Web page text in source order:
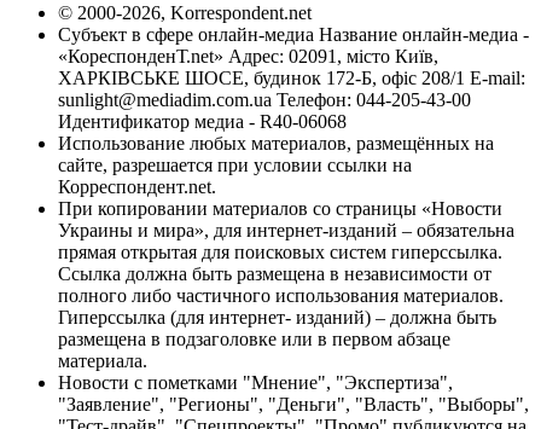
© 2000-2026, Korrespondent.net
Субъект в сфере онлайн-медиа Название онлайн-медиа -
«КореспонденТ.net» Адрес: 02091, місто Київ,
ХАРКІВСЬКЕ ШОСЕ, будинок 172-Б, офіс 208/1 E-mail:
sunlight@mediadim.com.ua Телефон: 044-205-43-00
Идентификатор медиа - R40-06068
Использование любых материалов, размещённых на
сайте, разрешается при условии ссылки на
Корреспондент.net.
При копировании материалов со страницы «Новости
Украины и мира», для интернет-изданий – обязательна
прямая открытая для поисковых систем гиперссылка.
Ссылка должна быть размещена в независимости от
полного либо частичного использования материалов.
Гиперссылка (для интернет- изданий) – должна быть
размещена в подзаголовке или в первом абзаце
материала.
Новости с пометками "Мнение", "Экспертиза",
"Заявление", "Регионы", "Деньги", "Власть", "Выборы",